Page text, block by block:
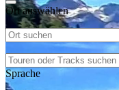
Ort auswählen
Sprache